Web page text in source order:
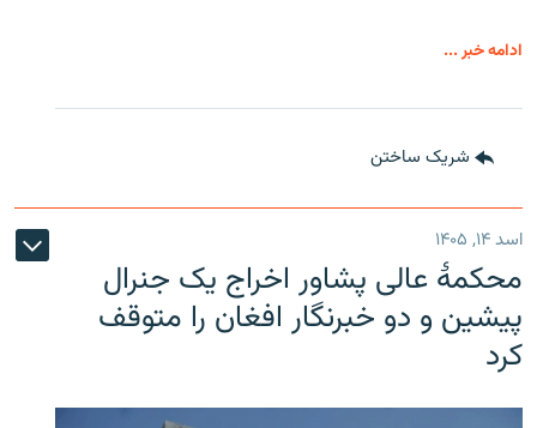
ادامه خبر ...
شریک ساختن
اسد ۱۴, ۱۴۰۵
محکمۀ عالی پشاور اخراج یک جنرال
پیشین و دو خبرنگار افغان را متوقف
کرد